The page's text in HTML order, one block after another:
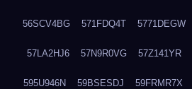
56SCV4BG 571FDQ4T 5771DEGW
57LA2HJ6 57N9R0VG 57Z141YR
595U946N 59BSESDJ 59FRMR7X